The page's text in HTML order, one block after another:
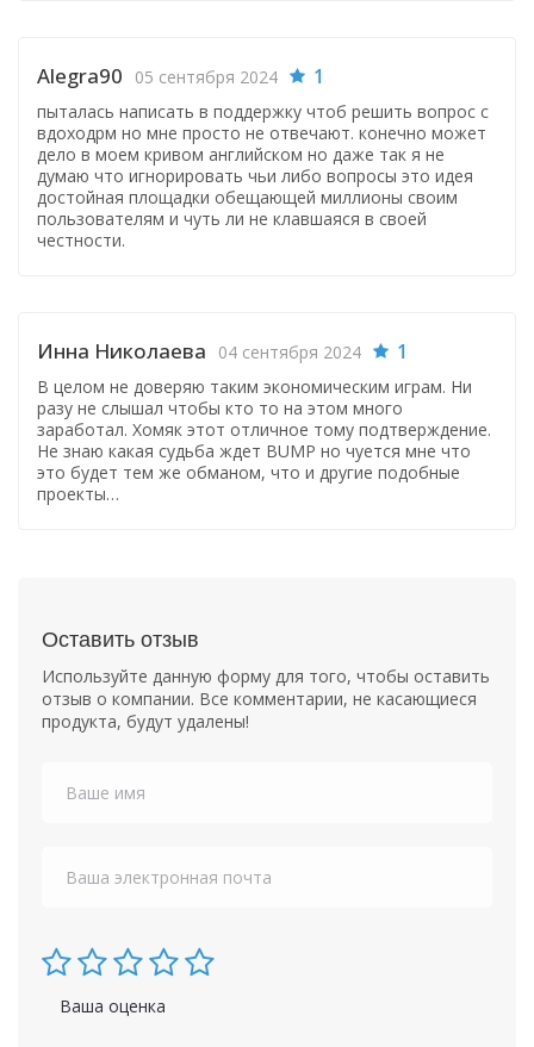
Alegra90 05 сентября 2024 1
пыталась написать в поддержку чтоб решить вопрос с
вдоходрм но мне просто не отвечают. конечно может
дело в моем кривом английском но даже так я не
думаю что игнорировать чьи либо вопросы это идея
достойная площадки обещающей миллионы своим
пользователям и чуть ли не клавшаяся в своей
честности.
Инна Николаева 04 сентября 2024 1
В целом не доверяю таким экономическим играм. Ни
разу не слышал чтобы кто то на этом много
заработал. Хомяк этот отличное тому подтверждение.
Не знаю какая судьба ждет BUMP но чуется мне что
это будет тем же обманом, что и другие подобные
проекты…
Оставить отзыв
Используйте данную форму для того, чтобы оставить
отзыв о компании. Все комментарии, не касающиеся
продукта, будут удалены!
Ваша оценка